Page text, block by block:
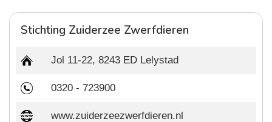
Stichting Zuiderzee Zwerfdieren
Jol 11-22, 8243 ED Lelystad
0320 - 723900
www.zuiderzeezwerfdieren.nl